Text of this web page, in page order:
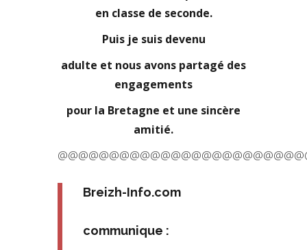
en classe de seconde.
Puis je suis devenu
adulte et nous avons partagé des
engagements
pour la Bretagne et une sincère
amitié.
Breizh-Info.com
communique :